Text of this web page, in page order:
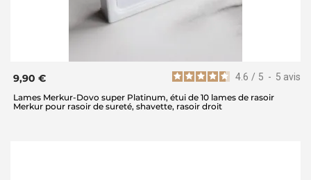
4.6 / 5 - 5 avis
9,90 €
Lames Merkur-Dovo super Platinum, étui de 10 lames de rasoir
Merkur pour rasoir de sureté, shavette, rasoir droit